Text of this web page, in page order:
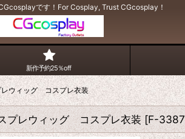
です！For Cosplay, Trust CGcosplay！
新作予約25％off
ウィッグ コスプレ衣装
レウィッグ コスプレ衣装 [F-3387